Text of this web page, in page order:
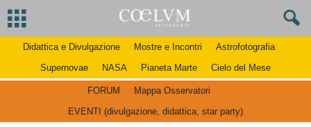
Didattica e Divulgazione Mostre e Incontri
Astrofotografia
Supernovae
NASA Pianeta Marte Cielo del Mese
FORUM
Mappa Osservatori
EVENTI (divulgazione, didattica, star party)